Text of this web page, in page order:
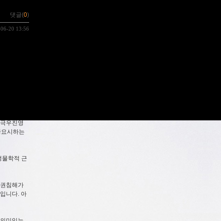
댓글(0)
20 13:56
우진영
시하는
학적 근
침해가
니다. 아